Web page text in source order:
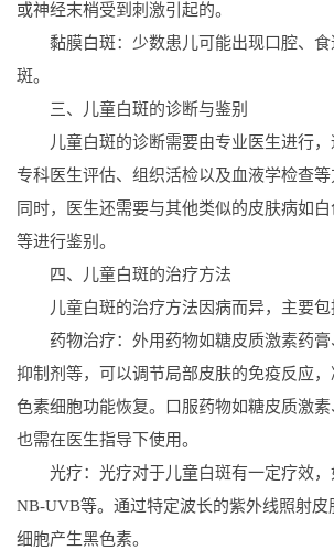
或神经末梢受到刺激引起的。
黏膜白斑：少数患儿可能出现口腔、食
斑。
三、儿童白斑的诊断与鉴别
儿童白斑的诊断需要由专业医生进行，
专科医生评估、组织活检以及血液学检查等
同时，医生还需要与其他类似的皮肤病如
等进行鉴别。
四、儿童白斑的治疗方法
儿童白斑的治疗方法因病而异，主要包
药物治疗：外用药物如糖皮质激素药膏
抑制剂等，可以调节局部皮肤的免疫反应
色素细胞功能恢复。口服药物如糖皮质激素
也需在医生指导下使用。
光疗：光疗对于儿童白斑有一定疗效，
NB-UVB等。通过特定波长的紫外线照射
细胞产生黑色素。